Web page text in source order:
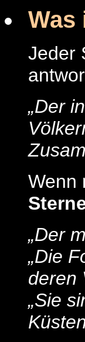
Was
Jeder
„Der
Wenn
„Der
„Die
deren
„Sie